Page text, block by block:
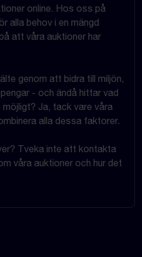
online. Hos oss på
alla behov i en mängd
att våra auktioner har
genom att bidra till miljön,
- och ändå hittar vad
möjligt? Ja, tack vare våra
alla dessa faktorer.
Tveka inte att kontakta
våra auktioner och hur det